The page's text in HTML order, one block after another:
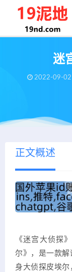
迷
2022-09-02
正文概述
《迷宫大侦探
尔》，是一款
身大侦探皮埃